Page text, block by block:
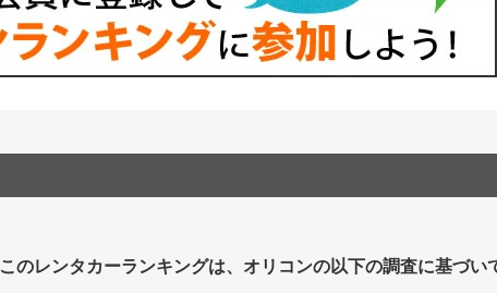
このレンタカーランキングは、オリコンの以下の調査に基づい